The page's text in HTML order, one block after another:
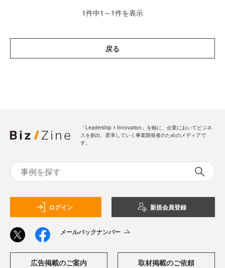
1件中1～1件を表示
戻る
「Leadership ☓ Innovation」を軸に、企業においてビジネ
スを創出、変革していく事業開発者のためのメディアで
す。
ログイン 新規会員登録
メールバックナンバー
広告掲載のご案内 取材掲載のご依頼